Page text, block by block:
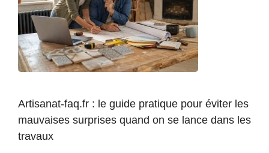
Artisanat-faq.fr : le guide pratique pour éviter les
mauvaises surprises quand on se lance dans les
travaux